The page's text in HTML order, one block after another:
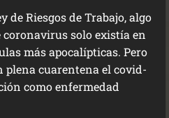
de Riesgos de Trabajo, algo
solo existía en
más apocalípticas. Pero
plena cuarentena​ el covid-
como enfermedad